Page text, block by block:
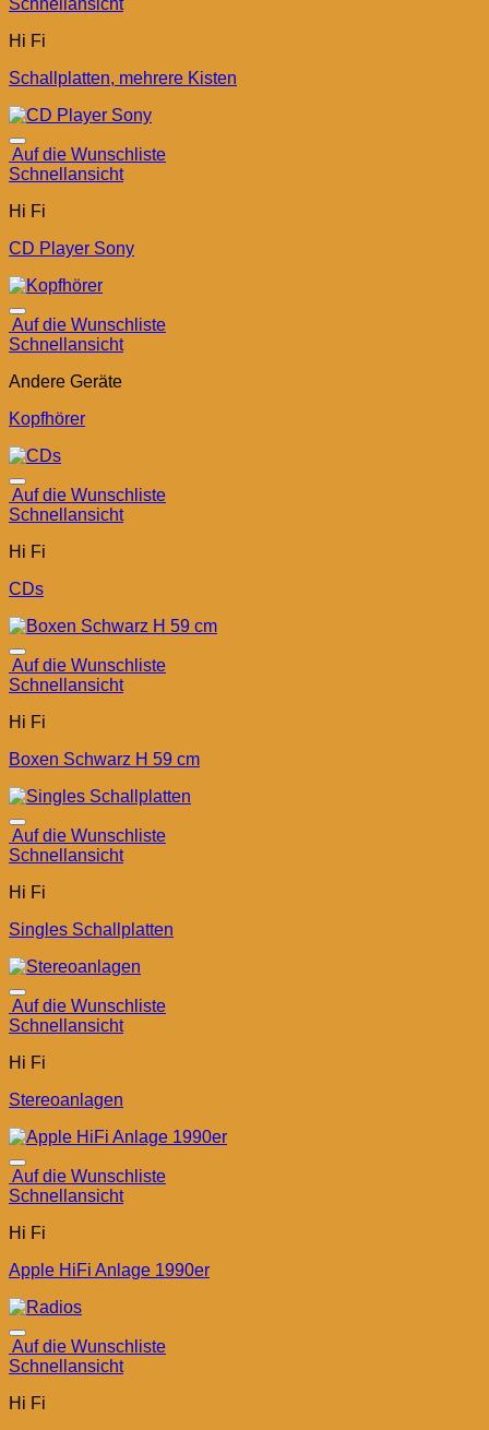
Schnellansicht
Hi Fi
Schallplatten, mehrere Kisten
Auf die Wunschliste
Schnellansicht
Hi Fi
CD Player Sony
Auf die Wunschliste
Schnellansicht
Andere Geräte
Kopfhörer
Auf die Wunschliste
Schnellansicht
Hi Fi
CDs
Auf die Wunschliste
Schnellansicht
Hi Fi
Boxen Schwarz H 59 cm
Auf die Wunschliste
Schnellansicht
Hi Fi
Singles Schallplatten
Auf die Wunschliste
Schnellansicht
Hi Fi
Stereoanlagen
Auf die Wunschliste
Schnellansicht
Hi Fi
Apple HiFi Anlage 1990er
Auf die Wunschliste
Schnellansicht
Hi Fi